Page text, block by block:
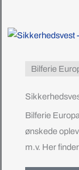
Bilferie
Bilferie
ønskede
m.v. Her